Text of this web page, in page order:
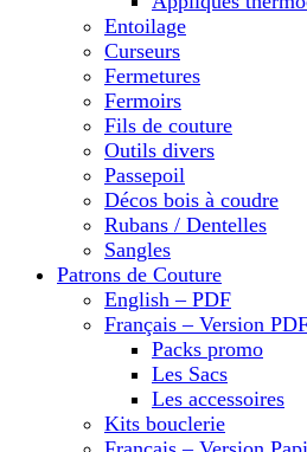
Entoilage
Curseurs
Fermetures
Fermoirs
Fils de couture
Outils divers
Passepoil
Décos bois à coudre
Rubans / Dentelles
Sangles
Patrons de Couture
English – PDF
Français – Version
Packs promo
Les Sacs
Les accessoires
Kits bouclerie